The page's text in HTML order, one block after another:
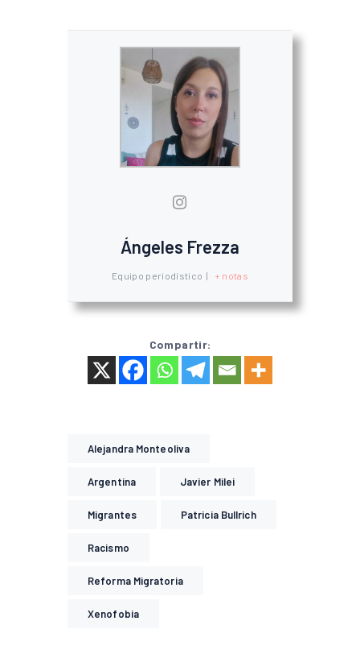
Ángeles Frezza
Equipo periodístico | + notas
Compartir:
Alejandra Monteoliva
Argentina Javier Milei
Migrantes Patricia Bullrich
Racismo
Reforma Migratoria
Xenofobia